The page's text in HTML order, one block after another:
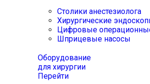
Столики анестезиолога
Хирургические
Цифровые
Шприцевые насосы
Оборудование
для хирургии
Перейти